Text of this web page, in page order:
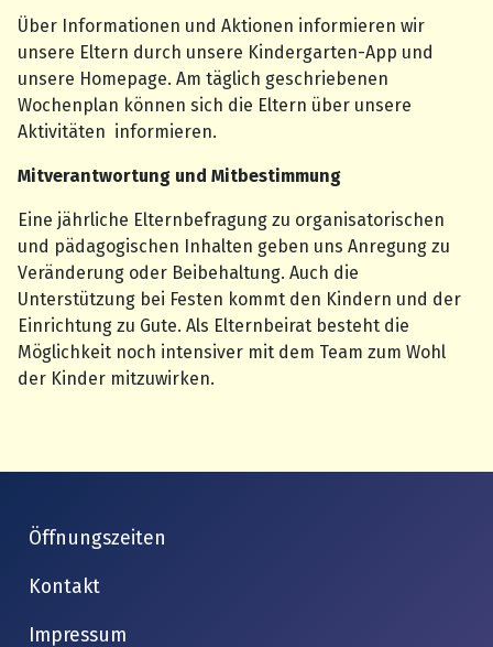
Über Informationen und Aktionen informieren wir
unsere Eltern durch unsere Kindergarten-App und
unsere Homepage. Am täglich geschriebenen
Wochenplan können sich die Eltern über unsere
Aktivitäten informieren.
Mitverantwortung und Mitbestimmung
Eine jährliche Elternbefragung zu organisatorischen
und pädagogischen Inhalten geben uns Anregung zu
Veränderung oder Beibehaltung. Auch die
Unterstützung bei Festen kommt den Kindern und der
Einrichtung zu Gute. Als Elternbeirat besteht die
Möglichkeit noch intensiver mit dem Team zum Wohl
der Kinder mitzuwirken.
Öffnungszeiten
Kontakt
Impressum